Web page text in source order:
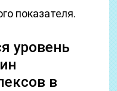
показателя.
уровень
в